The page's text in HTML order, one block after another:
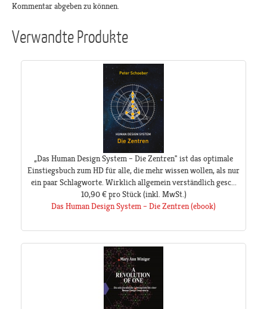
Kommentar abgeben zu können.
Verwandte Produkte
„Das Human Design System – Die Zentren" ist das optimale
Einstiegsbuch zum HD für alle, die mehr wissen wollen, als nur
ein paar Schlagworte. Wirklich allgemein verständlich gesc...
10,90 € pro Stück(inkl. MwSt.)
Das Human Design System – Die Zentren (ebook)